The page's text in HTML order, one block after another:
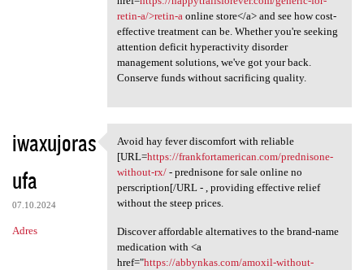
retin-a/>retin-a online store</a> and see how cost-
effective treatment can be. Whether you're seeking
attention deficit hyperactivity disorder
management solutions, we've got your back.
Conserve funds without sacrificing quality.
iwaxujoras
ufa
07.10.2024
Adres
Avoid hay fever discomfort
Avoid hay fever discomfort with reliable
[URL=https://frankfortamerican.com/prednisone-
without-rx/- prednisone for sale online no
perscription[/URL - , providing effective relief
without the steep prices.
Discover affordable alternatives to the brand-name
medication with <a
href="https://abbynkas.com/amoxil-without-